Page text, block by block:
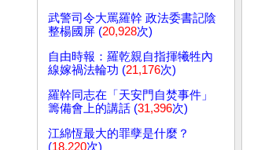
武警司令大罵羅幹 政法委書記陰
整楊國屏 (20,928次)
自由時報：羅乾親自指揮犧牲內
線嫁禍法輪功 (21,176次)
羅幹同志在「天安門自焚事件」
籌備會上的講話 (31,396次)
江綿恆最大的罪孽是什麼？
(18,220次)